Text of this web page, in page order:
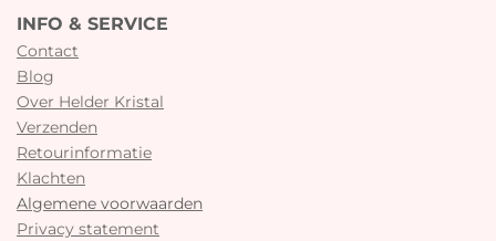
INFO & SERVICE
Contact
Blog
Over Helder Kristal
Verzenden
Retourinformatie
Klachten
Algemene voorwaarden
Privacy statement